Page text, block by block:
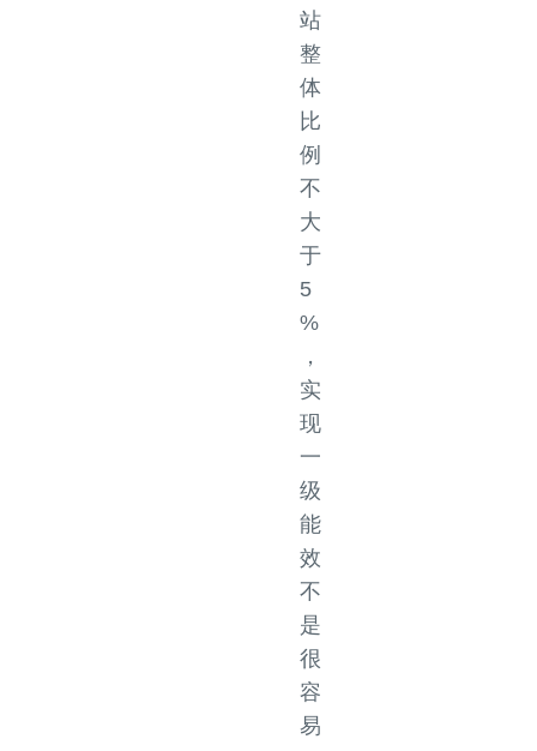
站
整
体
比
例
不
大
于
5
%
，
实
现
一
级
能
效
不
是
很
容
易